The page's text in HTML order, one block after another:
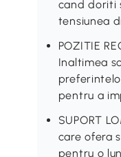
cand doriti
tensiunea
POZITIE
Inaltimea
pentru a
SUPORT
care ofera
pentru o